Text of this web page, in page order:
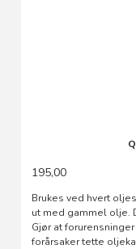
195,00
Brukes ved hvert
ut med gammel olje.
Gjør at
forårsaker tette